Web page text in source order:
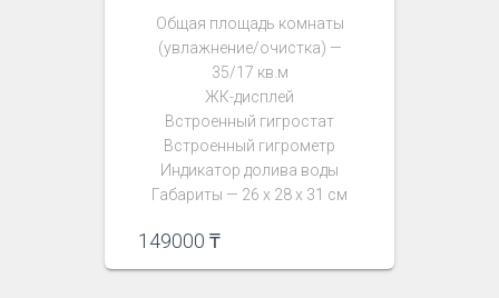
Общая площадь комнаты
(увлажнение/очистка) —
35/17 кв.м
ЖК-дисплей
Встроенный гигростат
Встроенный гигрометр
Индикатор долива воды
Габариты — 26 х 28 х 31 см
149000 ₸